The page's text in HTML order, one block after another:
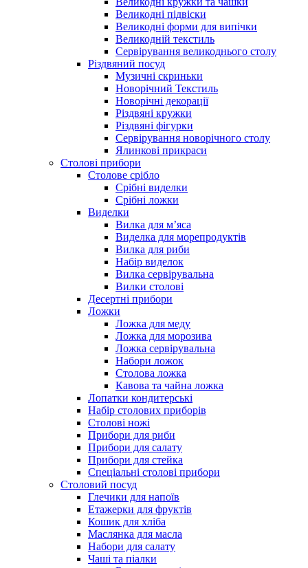
Великодні підвіски
Великодні форми для випічки
Великодній текстиль
Сервірування великоднього столу
Різдвяний посуд
Музичні скриньки
Новорічний Текстиль
Новорічні декорації
Різдвяні кружки
Різдвяні фігурки
Сервірування новорічного столу
Ялинкові прикраси
Столові прибори
Столове срібло
Срібні виделки
Срібні ложки
Виделки
Вилка для м’яса
Виделка для морепродуктів
Вилка для риби
Набір виделок
Вилка сервірувальна
Вилки столові
Десертні прибори
Ложки
Ложка для меду
Ложка для морозива
Ложка сервірувальна
Набори ложок
Столова ложка
Кавова та чайна ложка
Лопатки кондитерські
Набір столових приборів
Столові ножі
Прибори для риби
Прибори для салату
Прибори для стейка
Спеціальні столові прибори
Столовий посуд
Глечики для напоїв
Етажерки для фруктів
Кошик для хліба
Маслянка для масла
Набори для салату
Чаші та піалки